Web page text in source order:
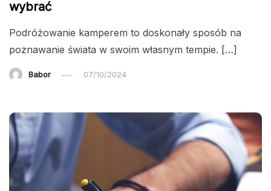
wybrać
Podróżowanie kamperem to doskonały sposób na
poznawanie świata w swoim własnym tempie. […]
Babor 07/10/2024